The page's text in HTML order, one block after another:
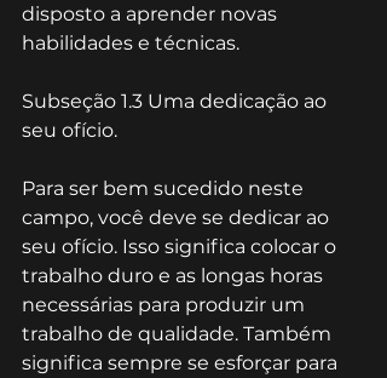
disposto a aprender novas
habilidades e técnicas.
Subseção 1.3 Uma dedicação ao
seu ofício.
Para ser bem sucedido neste
campo, você deve se dedicar ao
seu ofício. Isso significa colocar o
trabalho duro e as longas horas
necessárias para produzir um
trabalho de qualidade. Também
significa sempre se esforçar para